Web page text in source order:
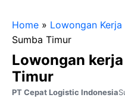
Home » Lowongan Kerja
Sumba Timur
Lowongan
Timur
PT Cepat Logistic Indonesia